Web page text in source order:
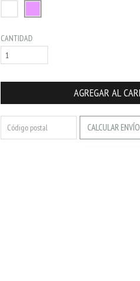
CANTIDAD
CALCULAR ENVÍO